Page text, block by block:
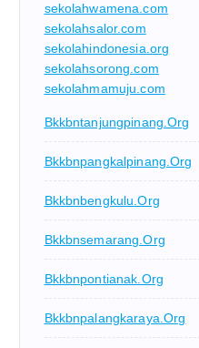
sekolahwamena.com
sekolahsalor.com
sekolahindonesia.org
sekolahsorong.com
sekolahmamuju.com
Bkkbntanjungpinang.org
Bkkbnpangkalpinang.org
Bkkbnbengkulu.org
Bkkbnsemarang.org
Bkkbnpontianak.org
Bkkbnpalangkaraya.org